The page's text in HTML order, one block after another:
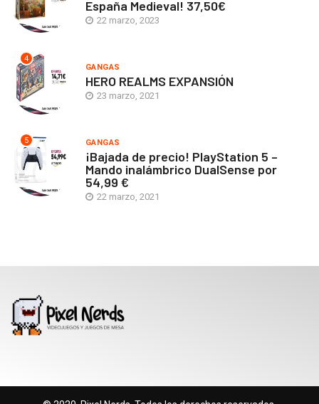
España Medieval! 37,50€
22 marzo, 2023
4
GANGAS
HERO REALMS EXPANSIÓN
23 marzo, 2021
5 GANGAS
¡Bajada de precio! PlayStation 5 –
Mando inalámbrico DualSense por
54,99 €
22 marzo, 2021